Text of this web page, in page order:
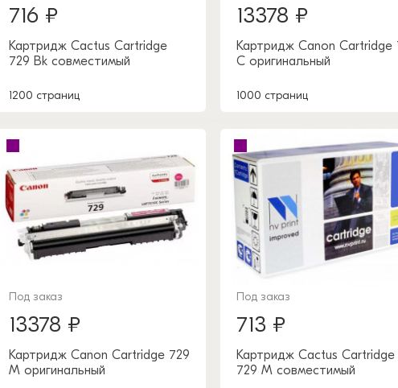
716 ₽
Картридж Cactus Cartridge
729 Bk совместимый
1200 страниц
13378 ₽
Картридж Canon Cartridge
C оригинальный
1000 страниц
Под заказ
13378 ₽
Картридж Canon Cartridge 729
M оригинальный
Под заказ
713 ₽
Картридж Cactus Cartridge
729 M совместимый